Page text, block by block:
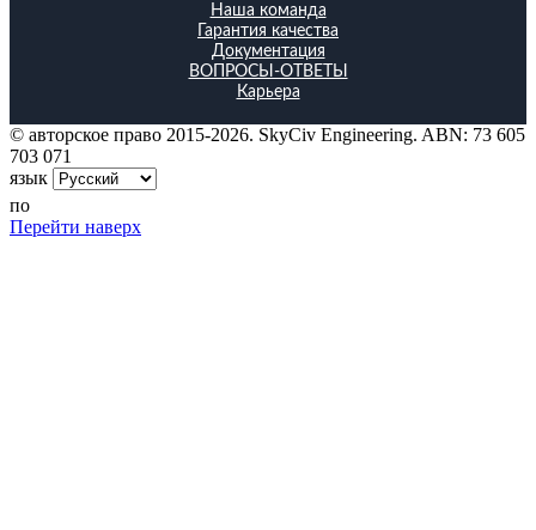
Наша команда
Гарантия качества
Документация
ВОПРОСЫ-ОТВЕТЫ
Карьера
© авторское право 2015-2026. SkyCiv Engineering. ABN: 73 605
703 071
язык
по
Перейти наверх